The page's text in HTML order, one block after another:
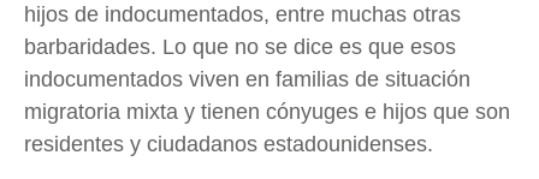
hijos de indocumentados, entre muchas otras
barbaridades. Lo que no se dice es que esos
indocumentados viven en familias de situación
migratoria mixta y tienen cónyuges e hijos que son
residentes y ciudadanos estadounidenses.